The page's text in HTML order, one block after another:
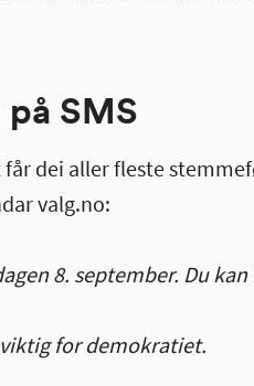
SMS
får dei aller fleste
valg.no:
8. september. Du
for demokratiet.